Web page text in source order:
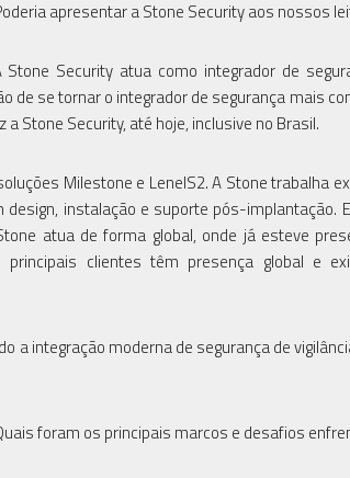
apresentar a Stone Security aos nossos
Stone Security atua como integrador de
de se tornar o integrador de segurança mais
Stone Security, até hoje, inclusive no Brasil.
Milestone e LenelS2. A Stone trabalha
design, instalação e suporte pós-implantação.
atua de forma global, onde já esteve
principais clientes têm presença global e
a integração moderna de segurança de
foram os principais marcos e desafios